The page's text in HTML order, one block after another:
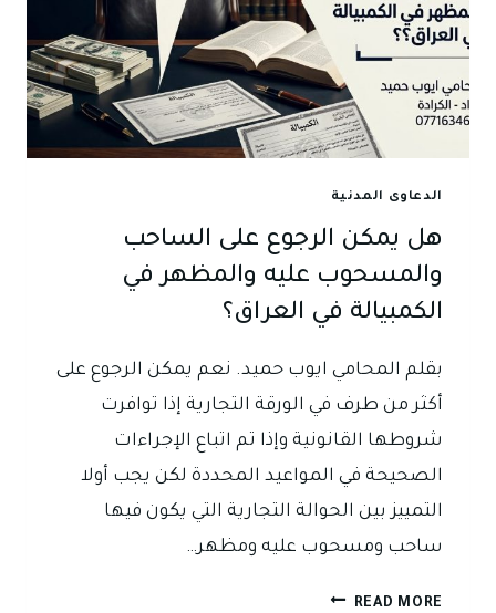
في
العراق؟
الدعاوى المدنية
هل يمكن الرجوع على الساحب
والمسحوب عليه والمظهر في
الكمبيالة في العراق؟
بقلم المحامي ايوب حميد. نعم يمكن الرجوع على
أكثر من طرف في الورقة التجارية إذا توافرت
شروطها القانونية وإذا تم اتباع الإجراءات
الصحيحة في المواعيد المحددة لكن يجب أولا
التمييز بين الحوالة التجارية التي يكون فيها
ساحب ومسحوب عليه ومظهر…
READ MORE هل